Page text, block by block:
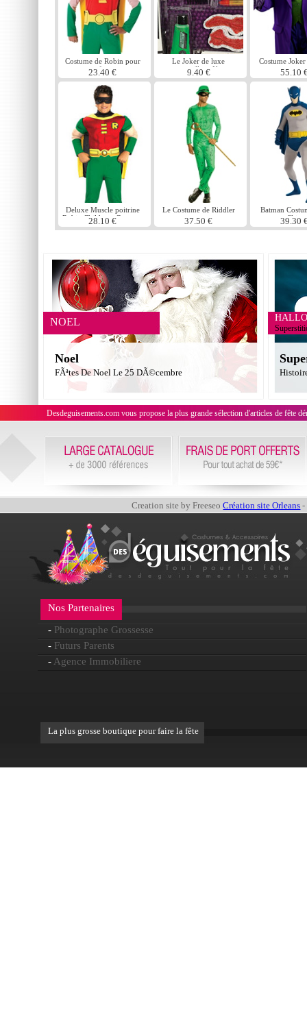
Costume de Robin pour
enfants
23.40 €
Le Joker de luxe
maquillage Kit
9.40 €
Costume
55.10
Deluxe Muscle poitrine
Robin Childrens Costume
28.10 €
Le Costume de Riddler
37.50 €
Batman
Skin
39.30
NOEL
Noel
FÃªtes De Noel Le 25 DÃ©cembre
Desdeguisements.com vous propose la plus grande sélection d'articles de fête
Creation site by FreeseoCréation site Orleans -
Nos Partenaires
- Photographe Grossesse
- Futurs Parents
- Agence Immobiliere
La plus grosse boutique pour faire la fête